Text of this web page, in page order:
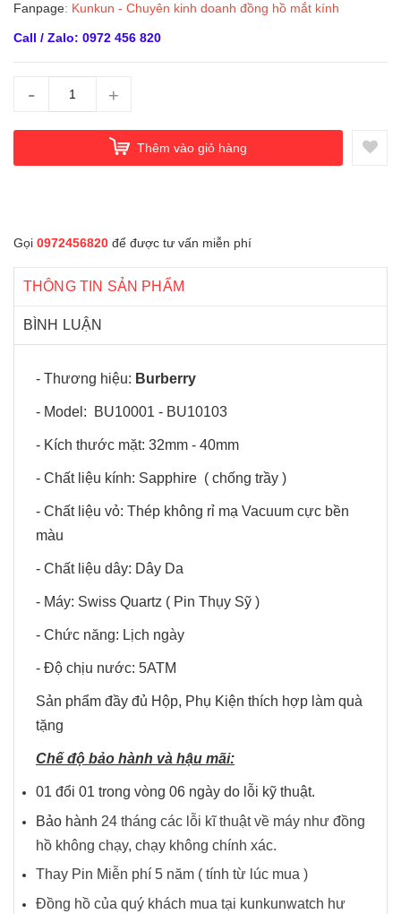
Fanpage: Kunkun - Chuyên kinh doanh đồng hồ mắt kính
Call / Zalo: 0972 456 820
- +
Thêm vào giỏ hàng
Gọi 0972456820 để được tư vấn miễn phí
THÔNG TIN SẢN PHẨM
BÌNH LUẬN
- Thương hiệu: Burberry
- Model: BU10001 - BU10103
- Kích thước mặt: 32mm - 40mm
- Chất liệu kính: Sapphire ( chống trầy )
- Chất liệu vỏ: Thép không rỉ mạ Vacuum cực bền
màu
- Chất liệu dây: Dây Da
- Máy: Swiss Quartz ( Pin Thụy Sỹ )
- Chức năng: Lịch ngày
- Độ chịu nước: 5ATM
Sản phẩm đầy đủ Hộp, Phụ Kiện thích hợp làm quà
tặng
Chế độ bảo hành và hậu mãi:
01 đổi 01 trong vòng 06 ngày do lỗi kỹ thuật.
Bảo hành 24 tháng các lỗi kĩ thuật về máy như đồng
hồ không chạy, chạy không chính xác.
Thay Pin Miễn phí 5 năm ( tính từ lúc mua )
Đồng hồ của quý khách mua tại kunkunwatch hư